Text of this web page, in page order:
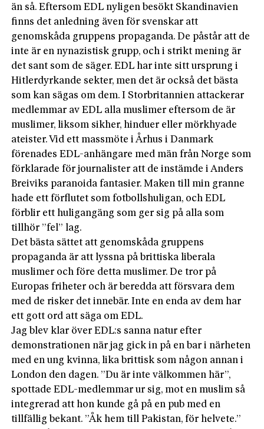
än så. Eftersom EDL nyligen besökt Skandinavien
finns det anledning även för svenskar att
genomskåda gruppens propaganda. De påstår att de
inte är en nynazistisk grupp, och i strikt mening är
det sant som de säger. EDL har inte sitt ursprung i
Hitlerdyrkande sekter, men det är också det bästa
som kan sägas om dem. I Storbritannien attackerar
medlemmar av EDL alla muslimer eftersom de är
muslimer, liksom sikher, hinduer eller mörkhyade
ateister. Vid ett massmöte i Århus i Danmark
förenades EDL-anhängare med män från Norge som
förklarade för journalister att de instämde i Anders
Breiviks paranoida fantasier. Maken till min granne
hade ett förflutet som fotbollshuligan, och EDL
förblir ett huligangäng som ger sig på alla som
tillhör ”fel” lag.
Det bästa sättet att genomskåda gruppens
propaganda är att lyssna på brittiska liberala
muslimer och före detta muslimer. De tror på
Europas friheter och är beredda att försvara dem
med de risker det innebär. Inte en enda av dem har
ett gott ord att säga om EDL.
Jag blev klar över EDL:s sanna natur efter
demonstrationen när jag gick in på en bar i närheten
med en ung kvinna, lika brittisk som någon annan i
London den dagen. ”Du är inte välkommen här”,
spottade EDL-medlemmar ur sig, mot en muslim så
integrerad att hon kunde gå på en pub med en
tillfällig bekant. ”Åk hem till Pakistan, för helvete.”